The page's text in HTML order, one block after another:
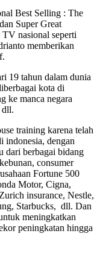
Best Selling : The
Super Great
nasional seperti
memberikan
19 tahun dalam dunia
kota di
ke manca negara
dll.
training karena telah
indonesia, dengan
dari berbagai bidang
consumer
Fortune 500
Motor, Cigna,
insurance, Nestle,
Starbucks, dll. Dan
meningkatkan
peningkatan hingga